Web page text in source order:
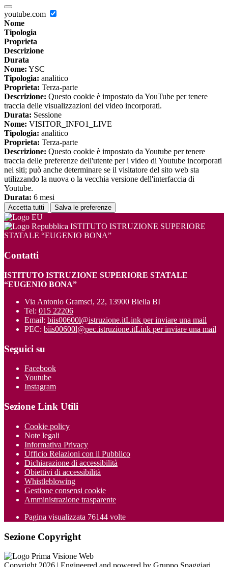
youtube.com
Nome
Tipologia
Proprieta
Descrizione
Durata
Nome: YSC
Tipologia: analitico
Proprieta: Terza-parte
Descrizione: Questo cookie è impostato da YouTube per tenere
traccia delle visualizzazioni dei video incorporati.
Durata: Sessione
Nome: VISITOR_INFO1_LIVE
Tipologia: analitico
Proprieta: Terza-parte
Descrizione: Questo cookie è impostato da Youtube per tenere
traccia delle preferenze dell'utente per i video di Youtube incorporati
nei siti; può anche determinare se il visitatore del sito web sta
utilizzando la nuova o la vecchia versione dell'interfaccia di
Youtube.
Durata: 6 mesi
Accetta tutti Salva le preferenze
ISTITUTO ISTRUZIONE SUPERIORE
STATALE “EUGENIO BONA”
Contatti
ISTITUTO ISTRUZIONE SUPERIORE STATALE
“EUGENIO BONA”
Via Antonio Gramsci, 22, 13900 Biella BI
Tel: 015 22206
Email: biis00600l@istruzione.itLink per inviare una mail
PEC: biis00600l@pec.istruzione.itLink per inviare una mail
Seguici su
Facebook
Youtube
Instagram
Sezione Link Utili
Cookie policy
Note legali
Informativa Privacy
Ufficio Relazioni con il Pubblico
Dichiarazione di accessibilità
Obiettivi di accessibilità
Whistleblowing
Gestione consensi cookie
Amministrazione trasparente
Pagina visualizzata 76144 volte
Sezione Copyright